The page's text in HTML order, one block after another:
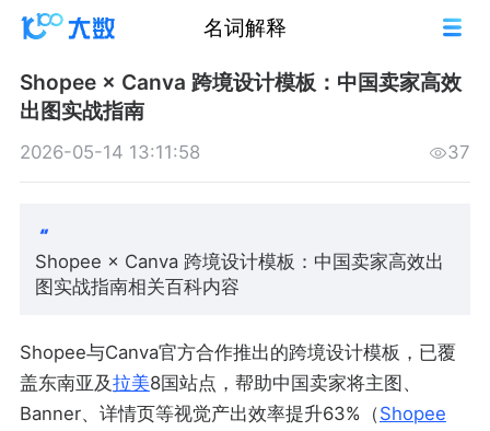
名词解释
Shopee × Canva 跨境设计模板：中国卖家高效
出图实战指南
2026-05-14 13:11:58 37
Shopee × Canva 跨境设计模板：中国卖家高效出
图实战指南相关百科内容
Shopee与Canva官方合作推出的跨境设计模板，已覆
盖东南亚及拉美8国站点，帮助中国卖家将主图、
Banner、详情页等视觉产出效率提升63%（Shopee